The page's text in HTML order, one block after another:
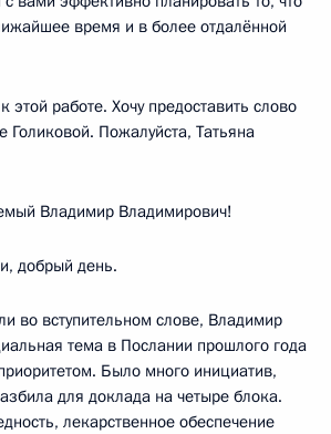
время и в более отдалённой
этой работе. Хочу предоставить слово
Голиковой. Пожалуйста, Татьяна
Владимир Владимирович!
добрый день.
во вступительном слове, Владимир
тема в Послании прошлого года
Было много инициатив,
для доклада на четыре блока.
лекарственное обеспечение